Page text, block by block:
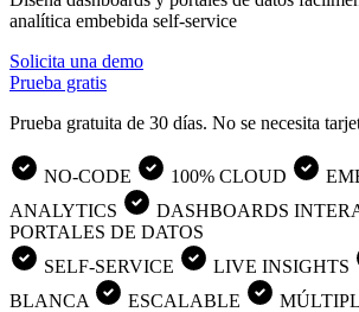
analítica embebida self-service
Solicita una demo
Prueba gratis
Prueba gratuita de 30 días. No se necesita
NO-CODE 100% CLOUD
ANALYTICS
DASHBOARDS
PORTALES DE DATOS
SELF-SERVICE
LIVE INSIGHTS
BLANCA
ESCALABLE